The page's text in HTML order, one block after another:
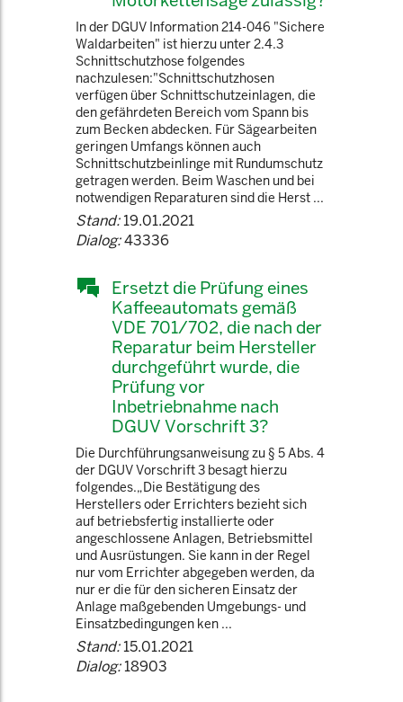
In der DGUV Information 214-046 "Sichere
Waldarbeiten" ist hierzu unter 2.4.3
Schnittschutzhose folgendes
nachzulesen:"Schnittschutzhosen
verfügen über Schnittschutzeinlagen, die
den gefährdeten Bereich vom Spann bis
zum Becken abdecken. Für Sägearbeiten
geringen Umfangs können auch
Schnittschutzbeinlinge mit Rundumschutz
getragen werden. Beim Waschen und bei
notwendigen Reparaturen sind die Herst ...
Stand:19.01.2021
Dialog:43336
Ersetzt die Prüfung eines
Kaffeeautomats gemäß
VDE 701/702, die nach der
Reparatur beim Hersteller
durchgeführt wurde, die
Prüfung vor
Inbetriebnahme nach
DGUV Vorschrift 3?
Die Durchführungsanweisung zu § 5 Abs. 4
der DGUV Vorschrift 3 besagt hierzu
folgendes.„Die Bestätigung des
Herstellers oder Errichters bezieht sich
auf betriebsfertig installierte oder
angeschlossene Anlagen, Betriebsmittel
und Ausrüstungen. Sie kann in der Regel
nur vom Errichter abgegeben werden, da
nur er die für den sicheren Einsatz der
Anlage maßgebenden Umgebungs- und
Einsatzbedingungen ken ...
Stand:15.01.2021
Dialog:18903